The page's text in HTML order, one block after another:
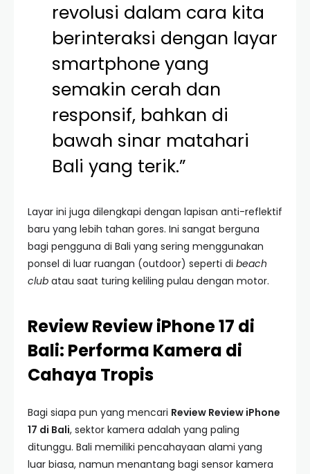
revolusi dalam cara kita
berinteraksi dengan layar
smartphone yang
semakin cerah dan
responsif, bahkan di
bawah sinar matahari
Bali yang terik.”
Layar ini juga dilengkapi dengan lapisan anti-reflektif
baru yang lebih tahan gores. Ini sangat berguna
bagi pengguna di Bali yang sering menggunakan
ponsel di luar ruangan (outdoor) seperti di beach
club atau saat turing keliling pulau dengan motor.
Review Review iPhone 17 di
Bali: Performa Kamera di
Cahaya Tropis
Bagi siapa pun yang mencari Review Review iPhone
17 di Bali, sektor kamera adalah yang paling
ditunggu. Bali memiliki pencahayaan alami yang
luar biasa, namun menantang bagi sensor kamera